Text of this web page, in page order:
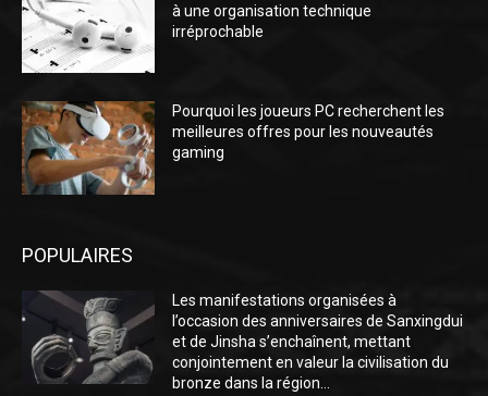
à une organisation technique
irréprochable
Pourquoi les joueurs PC recherchent les
meilleures offres pour les nouveautés
gaming
POPULAIRES
Les manifestations organisées à
l’occasion des anniversaires de Sanxingdui
et de Jinsha s’enchaînent, mettant
conjointement en valeur la civilisation du
bronze dans la région...